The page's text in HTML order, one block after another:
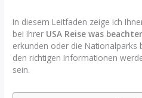
In diesem Leitfaden zeige ich
bei Ihrer USA Reise was
erkunden oder die
den richtigen Informationen
sein.